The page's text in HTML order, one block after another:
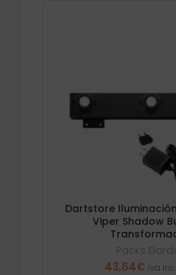
Dartstore
Viper Shadow
Packs
43,64€ Iva